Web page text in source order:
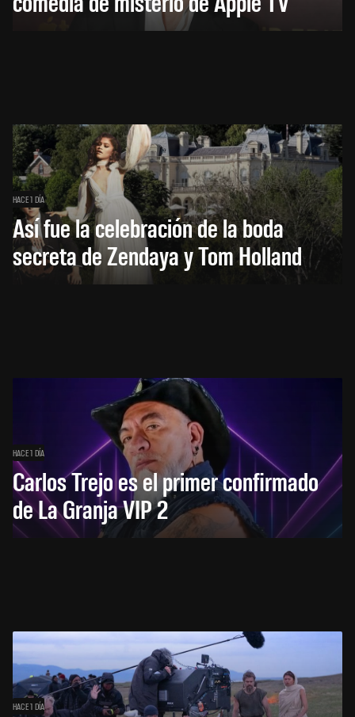
HACE 1 DÍA
Así fue la celebración de la boda
secreta de Zendaya y Tom Holland
HACE 1 DÍA
Carlos Trejo es el primer confirmado
de La Granja VIP 2
HACE 1 DÍA